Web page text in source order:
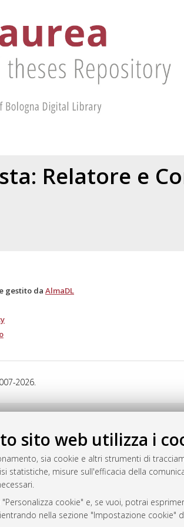
sito web utilizza i
sia cookie e altri strumenti di
statistiche, misure sull'efficacia della
cookie" e, se vuoi, potrai
nella sezione "Impostazione cookie"
Relatore e
gestito da AlmaDL
2026.